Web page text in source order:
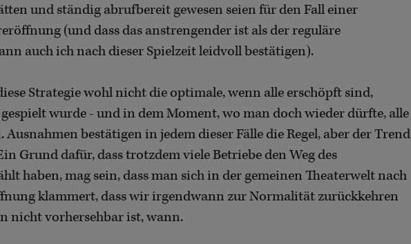
und ständig abrufbereit gewesen seien für den Fall einer
(und dass das anstrengender ist als der reguläre
auch ich nach dieser Spielzeit leidvoll bestätigen).
Strategie wohl nicht die optimale, wenn alle erschöpft sind,
wurde - und in dem Moment, wo man doch wieder dürfte, alle
Ausnahmen bestätigen in jedem dieser Fälle die Regel, aber der Trend
Grund dafür, dass trotzdem viele Betriebe den Weg des
haben, mag sein, dass man sich in der gemeinen Theaterwelt nach
klammert, dass wir irgendwann zur Normalität zurückkehren
nicht vorhersehbar ist, wann.